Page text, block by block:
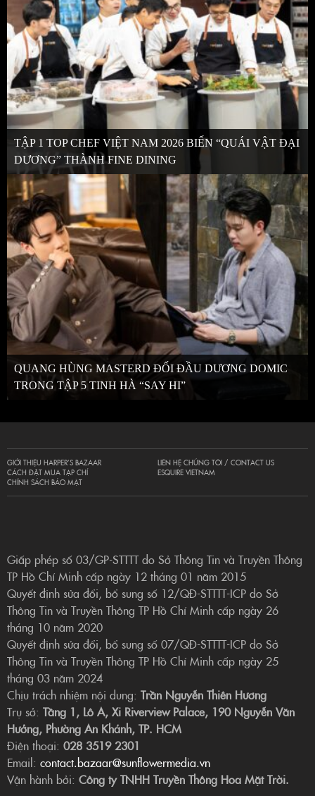
TẬP 1 TOP CHEF VIỆT NAM 2026 BIẾN “QUÁI VẬT ĐẠI
DƯƠNG” THÀNH FINE DINING
QUANG HÙNG MASTERD ĐỐI ĐẦU DƯƠNG DOMIC
TRONG TẬP 5 TINH HÀ “SAY HI”
GIỚI THIỆU HARPER’S BAZAAR
CÁCH ĐẶT MUA TẠP CHÍ
CHÍNH SÁCH BẢO MẬT
LIÊN HỆ CHÚNG TÔI / CONTACT US
ESQUIRE VIETNAM
Giấp phép số 03/GP-STTTT do Sở Thông Tin và Truyền Thông
TP Hồ Chí Minh cấp ngày 12 tháng 01 năm 2015
Quyết định sửa đổi, bổ sung số 12/QĐ-STTTT-ICP do Sở
Thông Tin và Truyền Thông TP Hồ Chí Minh cấp ngày 26
tháng 10 năm 2020
Quyết định sửa đổi, bổ sung số 07/QĐ-STTTT-ICP do Sở
Thông Tin và Truyền Thông TP Hồ Chí Minh cấp ngày 25
tháng 03 năm 2024
Chịu trách nhiệm nội dung: Trần Nguyễn Thiên Hương
Trụ sở: Tầng 1, Lô A, Xi Riverview Palace, 190 Nguyễn Văn
Hưởng, Phường An Khánh, TP. HCM
Điện thoại: 028 3519 2301
Email: contact.bazaar@sunflowermedia.vn
Vận hành bởi: Công ty TNHH Truyền Thông Hoa Mặt Trời.